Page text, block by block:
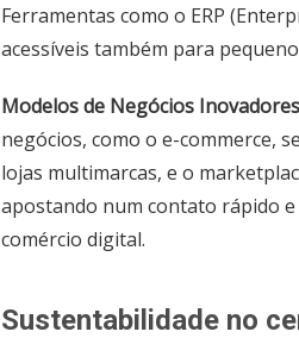
Ferramentas como o ERP
acessíveis também para
Modelos de Negócios
negócios, como o e-commerce,
lojas multimarcas, e o
apostando num contato rápido
comércio digital.
Sustentabilidade no